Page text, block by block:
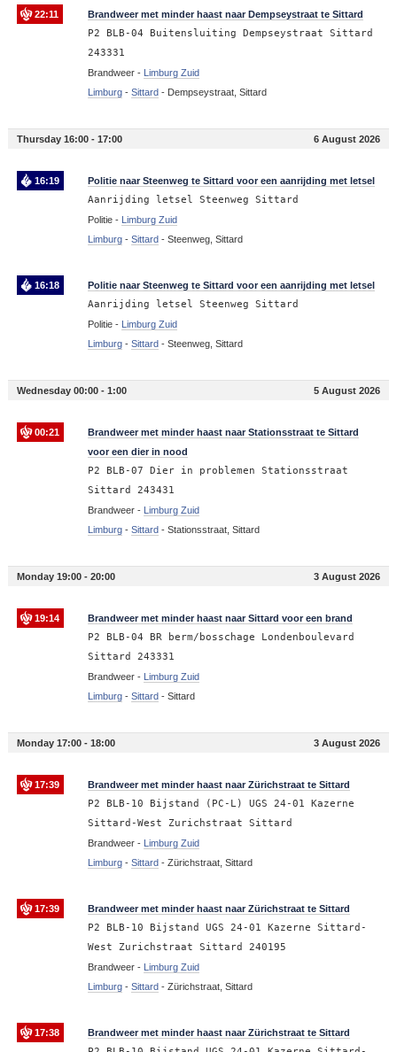
22:11 Brandweer met minder haast naar Dempseystraat te Sittard
P2 BLB-04 Buitensluiting Dempseystraat Sittard
243331
Brandweer - Limburg Zuid
Limburg- Sittard- Dempseystraat, Sittard
Thursday 16:00 - 17:00 6 August 2026
16:19 Politie naar Steenweg te Sittard voor een aanrijding met letsel
Aanrijding letsel Steenweg Sittard
Politie - Limburg Zuid
Limburg- Sittard- Steenweg, Sittard
16:18 Politie naar Steenweg te Sittard voor een aanrijding met letsel
Aanrijding letsel Steenweg Sittard
Politie - Limburg Zuid
Limburg- Sittard- Steenweg, Sittard
Wednesday 00:00 - 1:00 5 August 2026
00:21
Brandweer met minder haast naar Stationsstraat te Sittard
voor een dier in nood
P2 BLB-07 Dier in problemen Stationsstraat
Sittard 243431
Brandweer - Limburg Zuid
Limburg- Sittard- Stationsstraat, Sittard
Monday 19:00 - 20:00 3 August 2026
19:14 Brandweer met minder haast naar Sittard voor een brand
P2 BLB-04 BR berm/bosschage Londenboulevard
Sittard 243331
Brandweer - Limburg Zuid
Limburg- Sittard- Sittard
Monday 17:00 - 18:00 3 August 2026
17:39 Brandweer met minder haast naar Zürichstraat te Sittard
P2 BLB-10 Bijstand (PC-L) UGS 24-01 Kazerne
Sittard-West Zurichstraat Sittard
Brandweer - Limburg Zuid
Limburg- Sittard- Zürichstraat, Sittard
17:39 Brandweer met minder haast naar Zürichstraat te Sittard
P2 BLB-10 Bijstand UGS 24-01 Kazerne Sittard-
West Zurichstraat Sittard 240195
Brandweer - Limburg Zuid
Limburg- Sittard- Zürichstraat, Sittard
17:38 Brandweer met minder haast naar Zürichstraat te Sittard